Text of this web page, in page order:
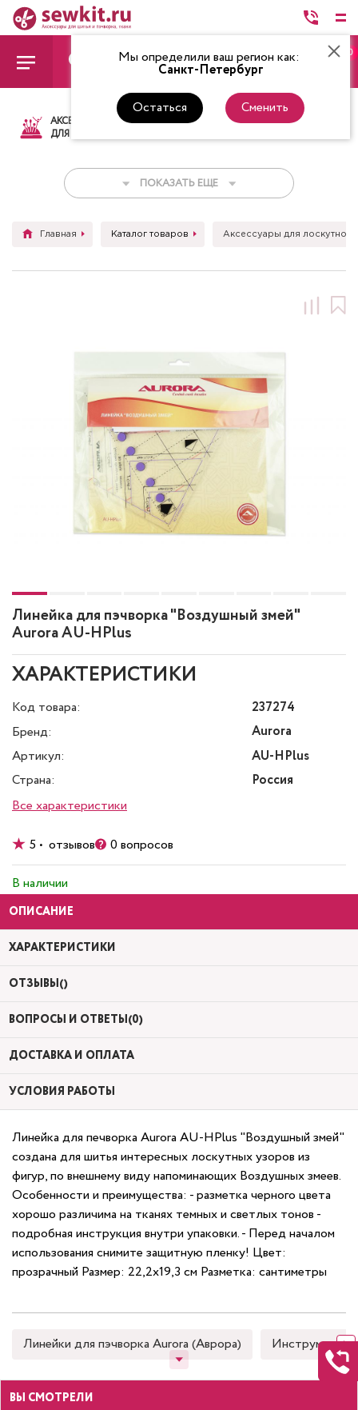
Мы определили ваш регион как:
Санкт-Петербург
Остаться Сменить
0
АКСЕССУАРЫ
ДЛЯ ШИТЬЯ
ТКАНИ НИТКИ
ПОКАЗАТЬ ЕЩЕ
Главная Каталог товаров Аксессуары для
Линейка для пэчворка "Воздушный змей"
Aurora AU-HPlus
ХАРАКТЕРИСТИКИ
Код товара:
237274
Бренд:
Aurora
Артикул:
AU-HPlus
Страна:
Россия
Все характеристики
5 • отзывов 0 вопросов
В наличии
ОПИСАНИЕ
ХАРАКТЕРИСТИКИ
ОТЗЫВЫ()
ВОПРОСЫ И ОТВЕТЫ(0)
ДОСТАВКА И ОПЛАТА
УСЛОВИЯ РАБОТЫ
Линейка для печворка Aurora AU-HPlus "Воздушный змей"
создана для шитья интересных лоскутных узоров из
фигур, по внешнему виду напоминающих Воздушных змеев.
Особенности и преимущества: - разметка черного цвета
хорошо различима на тканях темных и светлых тонов -
подробная инструкция внутри упаковки. - Перед началом
использования снимите защитную пленку! Цвет:
прозрачный Размер: 22,2х19,3 см Разметка: сантиметры
Линейки для пэчворка Aurora (Аврора) Инструменты
ВЫ СМОТРЕЛИ